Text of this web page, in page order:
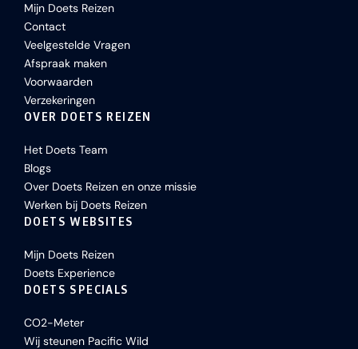
Mijn Doets Reizen
Contact
Veelgestelde Vragen
Afspraak maken
Voorwaarden
Verzekeringen
OVER DOETS REIZEN
Het Doets Team
Blogs
Over Doets Reizen en onze missie
Werken bij Doets Reizen
DOETS WEBSITES
Mijn Doets Reizen
Doets Experience
DOETS SPECIALS
CO2-Meter
Wij steunen Pacific Wild